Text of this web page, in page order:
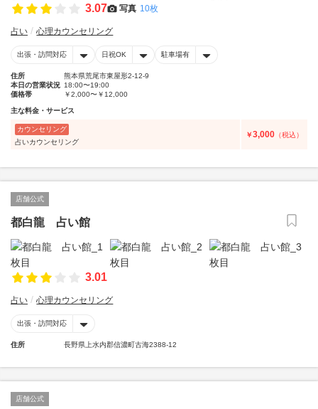
3.07 写真 10枚
占い 心理カウンセリング
出張・訪問対応 日祝OK 駐車場有
住所
熊本県荒尾市東屋形2-12-9
本日の営業状況 18:00〜19:00
価格帯
￥2,000〜￥12,000
主な料金・サービス
カウンセリング
占いカウンセリング
￥3,000 （税込）
店舗公式
都白龍 占い館
3.01
占い 心理カウンセリング
出張・訪問対応
住所 長野県上水内郡信濃町古海2388-12
店舗公式